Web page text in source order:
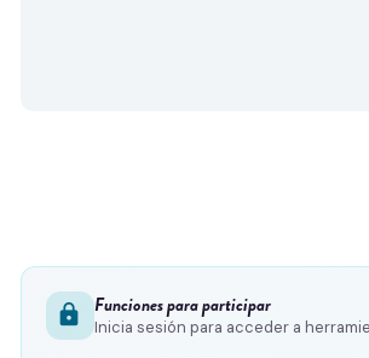
lock Funciones para participar
Inicia sesión para acceder a